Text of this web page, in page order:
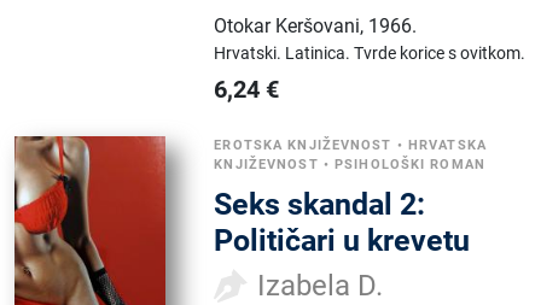
Otokar Keršovani, 1966.
Hrvatski. Latinica.Tvrde korice s ovitkom.
6,24 €
EROTSKA KNJIŽEVNOST • HRVATSKA
KNJIŽEVNOST • PSIHOLOŠKI ROMAN
Seks skandal 2:
Političari u krevetu
Izabela D.